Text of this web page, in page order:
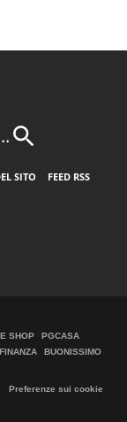
SITO
FEED RSS
SHOP
PGCASA
BUONISSIMO
Preferenze sui cookie